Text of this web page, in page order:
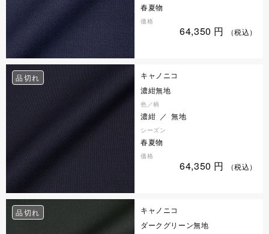
春夏物
価格
64,350 円 （税込）
品切れ
キャノニコ
濃紺無地
色／柄
濃紺 ／ 無地
シーズン
春夏物
価格
64,350 円 （税込）
品切れ
キャノニコ
ダークグリーン無地